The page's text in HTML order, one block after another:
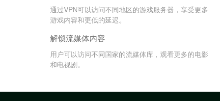
通过VPN可以访问不同地区的游戏服务器，享受更多
游戏内容和更低的延迟。
解锁流媒体内容
用户可以访问不同国家的流媒体库，观看更多的电影
和电视剧。